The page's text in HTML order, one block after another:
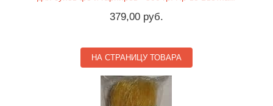
379,00 руб.
НА СТРАНИЦУ ТОВАРА